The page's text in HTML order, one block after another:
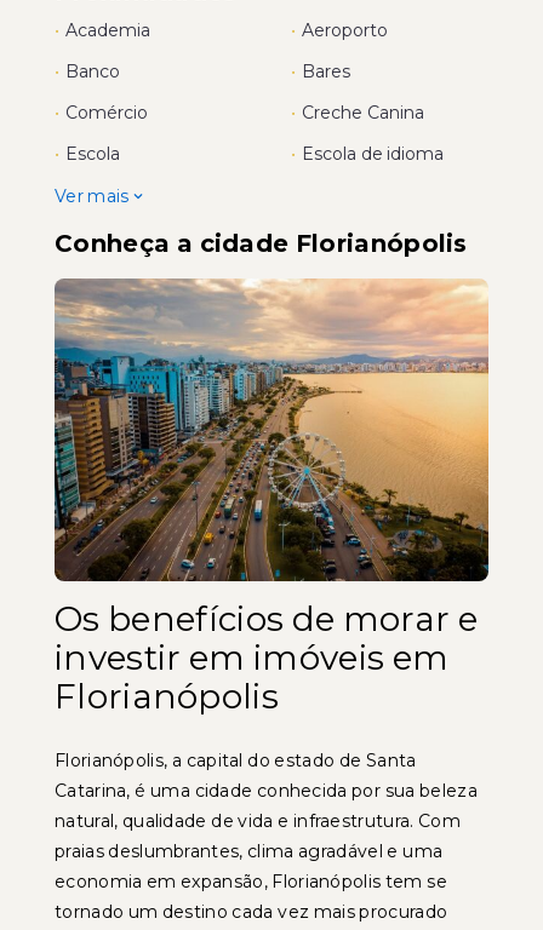
• Academia • Aeroporto
• Banco • Bares
• Comércio • Creche Canina
• Escola • Escola de idioma
Ver mais
Conheça a cidade Florianópolis
Os benefícios de morar e
investir em imóveis em
Florianópolis
Florianópolis, a capital do estado de Santa
Catarina, é uma cidade conhecida por sua beleza
natural, qualidade de vida e infraestrutura. Com
praias deslumbrantes, clima agradável e uma
economia em expansão, Florianópolis tem se
tornado um destino cada vez mais procurado